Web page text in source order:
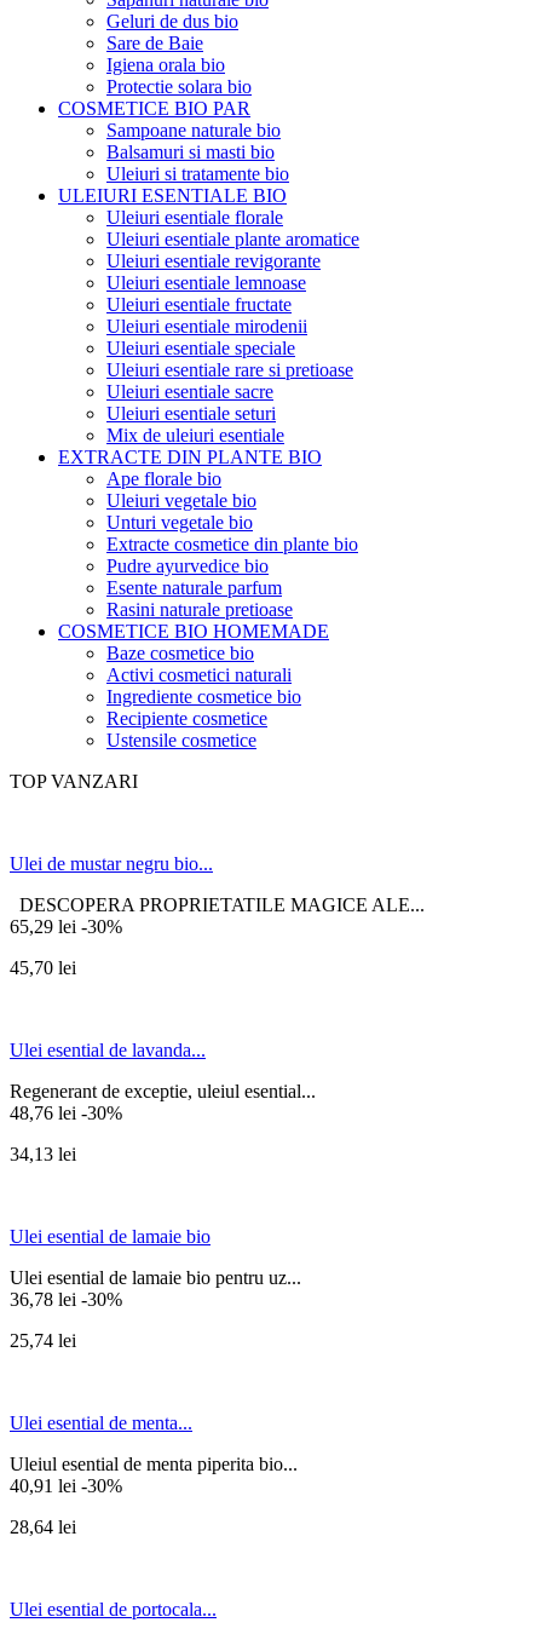
Geluri de dus bio
Sare de Baie
Igiena orala bio
Protectie solara bio
COSMETICE BIO PAR
Sampoane naturale bio
Balsamuri si masti bio
Uleiuri si tratamente bio
ULEIURI ESENTIALE BIO
Uleiuri esentiale florale
Uleiuri esentiale plante aromatice
Uleiuri esentiale revigorante
Uleiuri esentiale lemnoase
Uleiuri esentiale fructate
Uleiuri esentiale mirodenii
Uleiuri esentiale speciale
Uleiuri esentiale rare si pretioase
Uleiuri esentiale sacre
Uleiuri esentiale seturi
Mix de uleiuri esentiale
EXTRACTE DIN PLANTE BIO
Ape florale bio
Uleiuri vegetale bio
Unturi vegetale bio
Extracte cosmetice din plante bio
Pudre ayurvedice bio
Esente naturale parfum
Rasini naturale pretioase
COSMETICE BIO HOMEMADE
Baze cosmetice bio
Activi cosmetici naturali
Ingrediente cosmetice bio
Recipiente cosmetice
Ustensile cosmetice
TOP VANZARI
Ulei de mustar negru bio...
DESCOPERA PROPRIETATILE MAGICE ALE...
65,29 lei -30%
45,70 lei
Ulei esential de lavanda...
Regenerant de exceptie, uleiul esential...
48,76 lei -30%
34,13 lei
Ulei esential de lamaie bio
Ulei esential de lamaie bio pentru uz...
36,78 lei -30%
25,74 lei
Ulei esential de menta...
Uleiul esential de menta piperita bio...
40,91 lei -30%
28,64 lei
Ulei esential de portocala...